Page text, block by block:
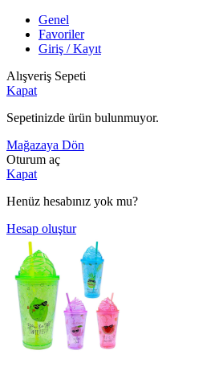
Genel
Favoriler
Giriş / Kayıt
Alışveriş Sepeti
Kapat
Sepetinizde ürün bulunmuyor.
Mağazaya Dön
Oturum aç
Kapat
Henüz hesabınız yok mu?
Hesap oluştur